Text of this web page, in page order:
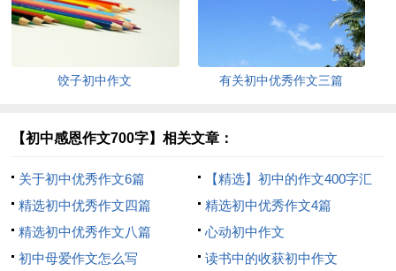
饺子初中作文 有关初中优秀作文三篇
【初中感恩作文700字】相关文章：
关于初中优秀作文6篇
【精选】初中的作文400字汇
总5篇
精选初中优秀作文四篇
精选初中优秀作文4篇
精选初中优秀作文八篇
心动初中作文
初中母爱作文怎么写
读书中的收获初中作文